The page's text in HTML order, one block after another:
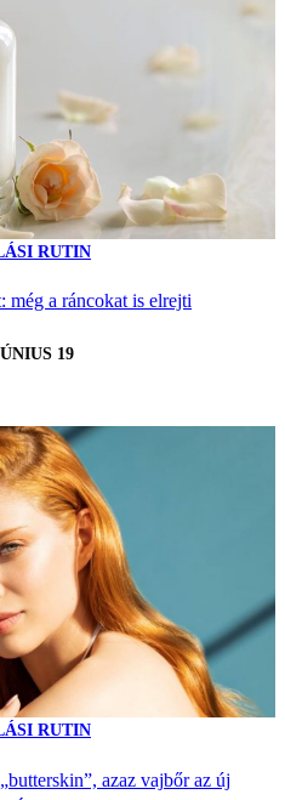
RUTIN
a ráncokat is elrejti
19
RUTIN
azaz vajbőr az új